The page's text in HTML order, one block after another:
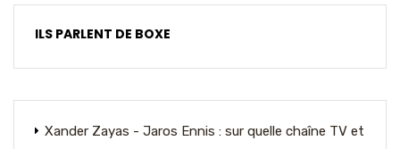
ILS PARLENT DE BOXE
Xander Zayas - Jaros Ennis : sur quelle chaîne TV et